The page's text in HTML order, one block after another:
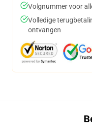
Volgnummer voor
Volledige
ontvangen